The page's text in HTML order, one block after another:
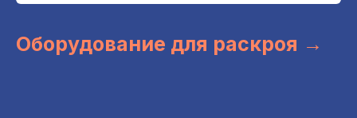
Оборудование для раскроя →